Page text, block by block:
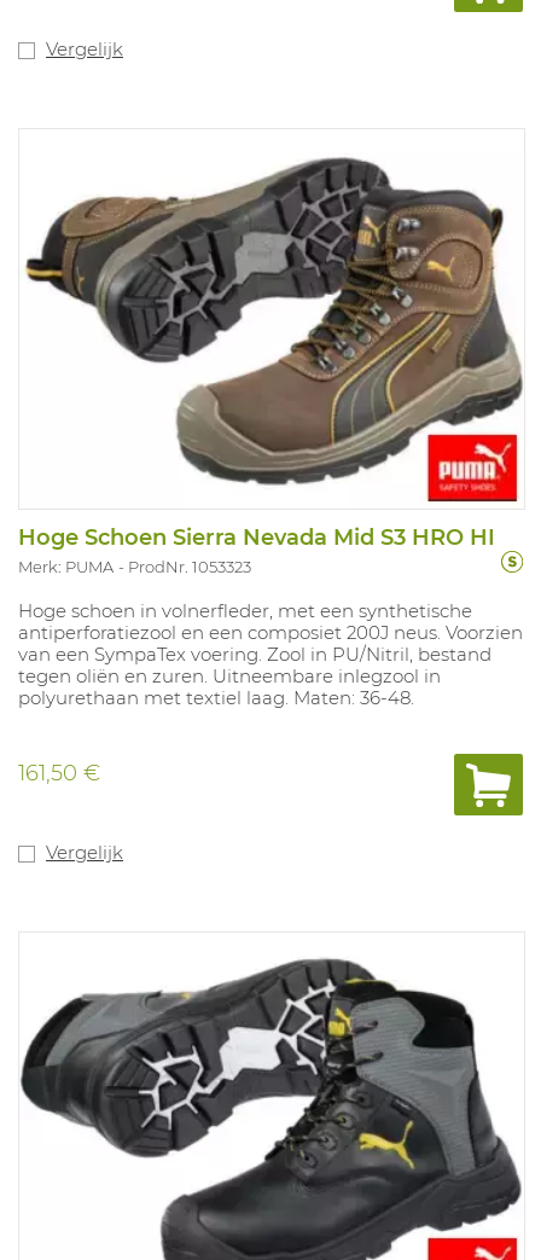
Vergelijk
Hoge Schoen Sierra Nevada Mid S3 HRO HI
Merk: PUMA ProdNr. 1053323
Hoge schoen in volnerfleder, met een synthetische
antiperforatiezool en een composiet 200J neus. Voorzien
van een SympaTex voering. Zool in PU/Nitril, bestand
tegen oliën en zuren. Uitneembare inlegzool in
polyurethaan met textiel laag. Maten: 36-48.
161,50 €
Vergelijk